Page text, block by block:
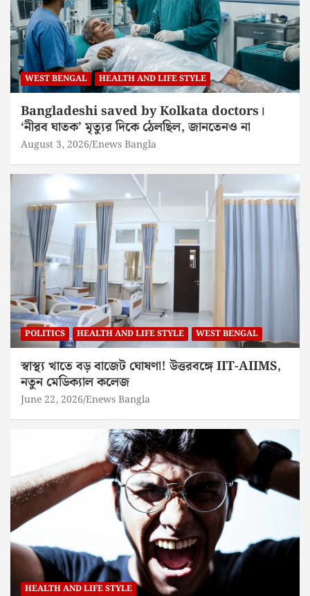
WEST BENGAL HEALTH AND LIFE STYLE
Bangladeshi saved by Kolkata doctors।
‘নীরব ঘাতক’ মৃত্যুর দিকে ঠেলছিল, জানতেনও না
August 3, 2026 Enews Bangla
POLITICS HEALTH AND LIFE STYLE WEST BENGAL
স্বাস্থ্য খাতে বড় বাজেট ঘোষণা! উত্তরবঙ্গে IIT-AIIMS,
নতুন মেডিক্যাল কলেজ
June 22, 2026 Enews Bangla
HEALTH AND LIFE STYLE